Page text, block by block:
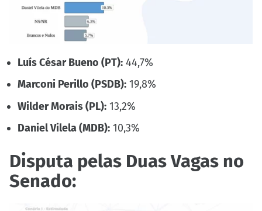
Luís César Bueno (PT): 44,7%
Marconi Perillo (PSDB): 19,8%
Wilder Morais (PL): 13,2%
Daniel Vilela (MDB): 10,3%
Disputa pelas Duas Vagas no
Senado: